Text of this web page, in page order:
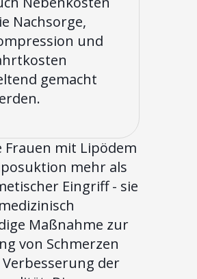
Nachsorge,
und
gemacht
Frauen mit Lipödem
mehr als
Eingriff - sie
Maßnahme zur
von Schmerzen
der